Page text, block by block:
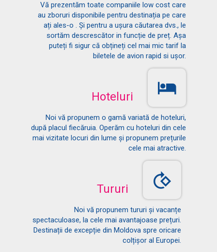
Vă prezentăm toate companiile low cost care
au zboruri disponibile pentru destinația pe care
ați ales-o . Și pentru a ușura căutarea dvs., le
sortăm descrescător in funcție de preț. Așa
puteți fi sigur că obțineți cel mai mic tarif la
biletele de avion rapid si ușor.
Hoteluri
Noi vă propunem o gamă variată de hoteluri,
după placul fiecăruia. Operăm cu hoteluri din cele
mai vizitate locuri din lume și propunem prețurile
cele mai atractive.
Tururi
Noi vă propunem tururi și vacanțe
spectaculoase, la cele mai avantajoase prețuri.
Destinații de excepție din Moldova spre oricare
colțișor al Europei.